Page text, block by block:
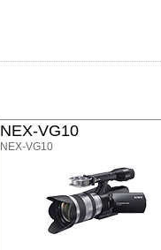
NEX-VG10
NEX-VG10